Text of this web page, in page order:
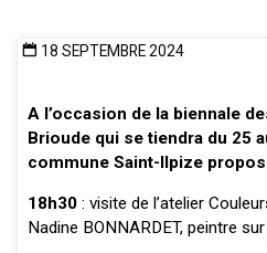
18 SEPTEMBRE 2024
A l’occasion de la biennale
Brioude qui se tiendra du 25
commune Saint-Ilpize
18h30: visite de l’atelier
Nadine BONNARDET, peintre